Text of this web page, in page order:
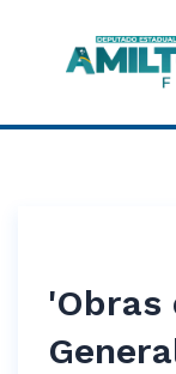
'Obras